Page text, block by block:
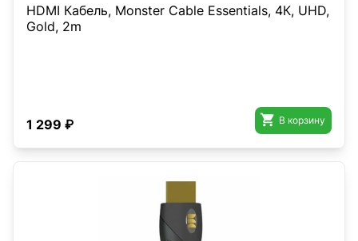
HDMI Кабель, Monster Cable Essentials, 4К, UHD,
Gold, 2m
1 299 ₽  В корзину